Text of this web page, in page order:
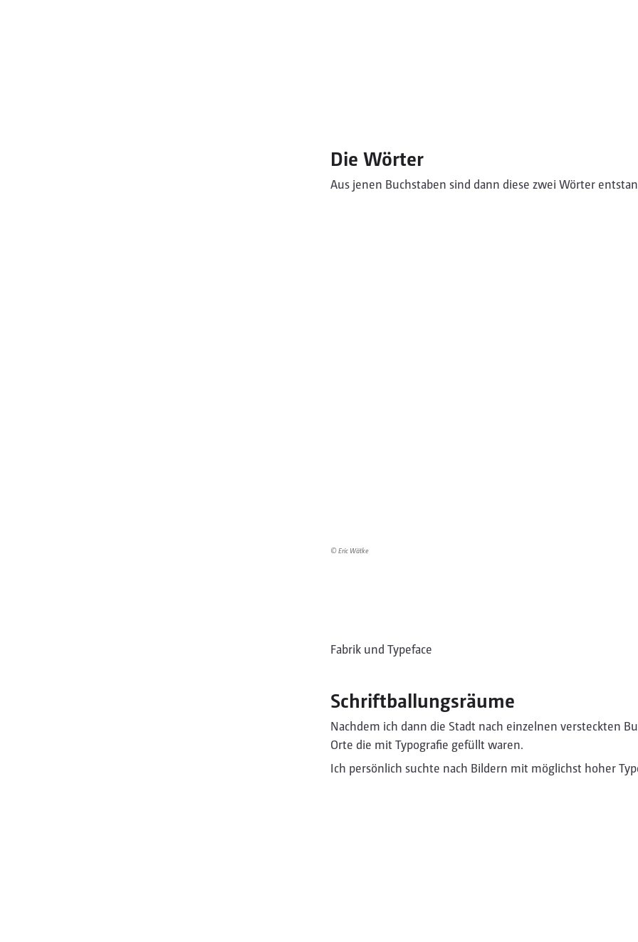
Die Wörter
Aus jenen Buchstaben sind dann diese zwei Wörter
© Eric Wätke
Fabrik und Typeface
Schriftballungsräume
Nachdem ich dann die Stadt nach einzelnen versteckten
Orte die mit Typografie gefüllt waren.
Ich persönlich suchte nach Bildern mit möglichst hoher